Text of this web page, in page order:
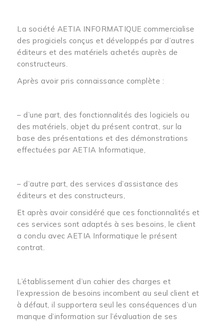
La société AETIA INFORMATIQUE commercialise
des progiciels conçus et développés par d’autres
éditeurs et des matériels achetés auprès de
constructeurs.
Après avoir pris connaissance complète :
– d’une part, des fonctionnalités des logiciels ou
des matériels, objet du présent contrat, sur la
base des présentations et des démonstrations
effectuées par AETIA Informatique,
– d’autre part, des services d’assistance des
éditeurs et des constructeurs,
Et après avoir considéré que ces fonctionnalités et
ces services sont adaptés à ses besoins, le client
a conclu avec AETIA Informatique le présent
contrat.
L’établissement d’un cahier des charges et
l’expression de besoins incombent au seul client et
à défaut, il supportera seul les conséquences d’un
manque d’information sur l’évaluation de ses